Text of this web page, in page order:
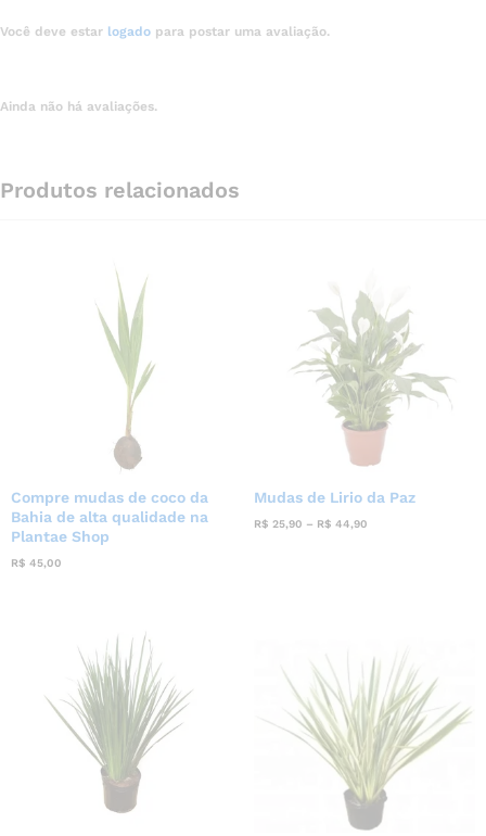
Você deve estar logado para postar uma avaliação.
Ainda não há avaliações.
Produtos relacionados
Compre mudas de coco da
Bahia de alta qualidade na
Plantae Shop
R$ 45,00
Mudas de Lirio da Paz
R$ 25,90 – R$ 44,90